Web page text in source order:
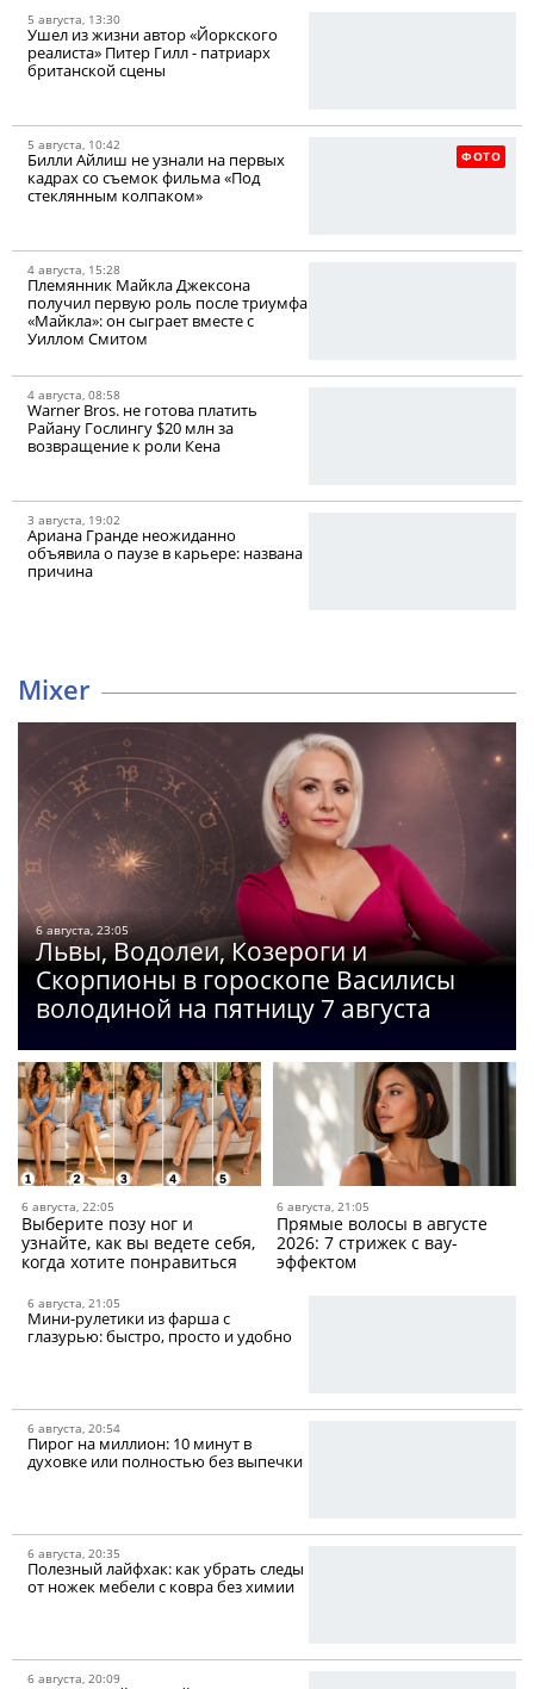
5 августа, 13:30
Ушел из жизни автор «Йоркского
реалиста» Питер Гилл - патриарх
британской сцены
ФОТО
5 августа, 10:42
Билли Айлиш не узнали на первых
кадрах со съемок фильма «Под
стеклянным колпаком»
4 августа, 15:28
Племянник Майкла Джексона
получил первую роль после триумфа
«Майкла»: он сыграет вместе с
Уиллом Смитом
4 августа, 08:58
Warner Bros. не готова платить
Райану Гослингу $20 млн за
возвращение к роли Кена
3 августа, 19:02
Ариана Гранде неожиданно
объявила о паузе в карьере: названа
причина
Mixer
6 августа, 23:05
Львы, Водолеи, Козероги и
Скорпионы в гороскопе Василисы
володиной на пятницу 7 августа
6 августа, 22:05
Выберите позу ног и
узнайте, как вы ведете себя,
когда хотите понравиться
6 августа, 21:05
Прямые волосы в августе
2026: 7 стрижек с вау-
эффектом
6 августа, 21:05
Мини-рулетики из фарша c
глазурью: быстро, просто и удобно
6 августа, 20:54
Пирог на миллион: 10 минут в
духовке или полностью без выпечки
6 августа, 20:35
Полезный лайфхак: как убрать следы
от ножек мебели с ковра без химии
6 августа, 20:09